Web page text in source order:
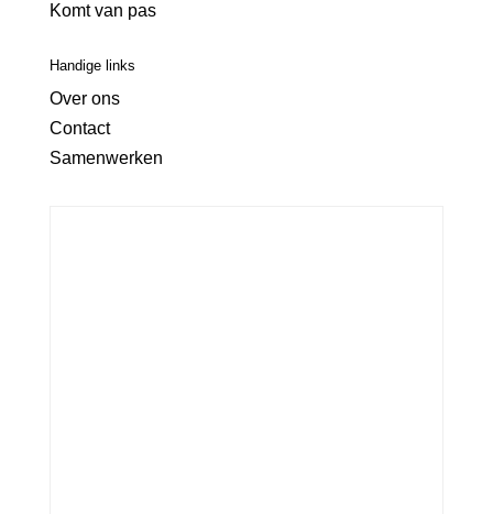
Komt van pas
Handige links
Over ons
Contact
Samenwerken